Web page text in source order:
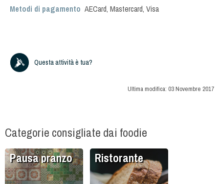
Metodi di pagamento AECard, Mastercard, Visa
Questa attività è tua?
Ultima modifica: 03 Novembre 2017
Categorie consigliate dai foodie
Pausa pranzo Ristorante